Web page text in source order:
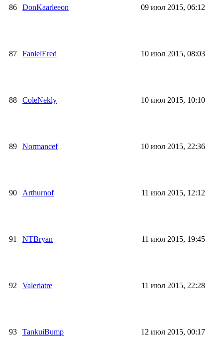
86 DonKaarleeon 09 июл 2015, 06:12
87 FanielEred 10 июл 2015, 08:03
88 ColeNekly 10 июл 2015, 10:10
89 Normancef 10 июл 2015, 22:36
90 Arthurnof 11 июл 2015, 12:12
91 NTBryan 11 июл 2015, 19:45
92 Valeriatre 11 июл 2015, 22:28
93 TankuiBump 12 июл 2015, 00:17